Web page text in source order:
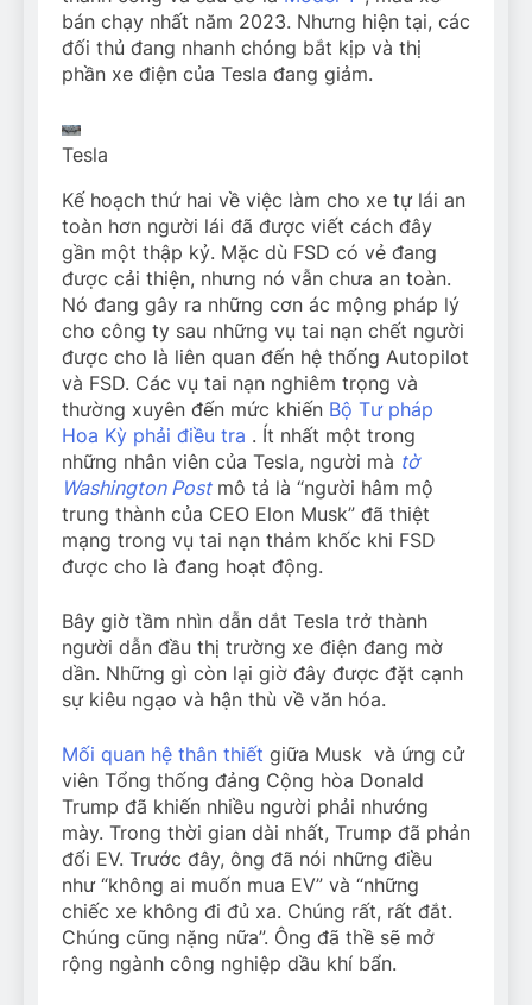
bán chạy nhất năm 2023. Nhưng hiện tại, các
đối thủ đang nhanh chóng bắt kịp và thị
phần xe điện của Tesla đang giảm.
Tesla
Kế hoạch thứ hai về việc làm cho xe tự lái an
toàn hơn người lái đã được viết cách đây
gần một thập kỷ. Mặc dù FSD có vẻ đang
được cải thiện, nhưng nó vẫn chưa an toàn.
Nó đang gây ra những cơn ác mộng pháp lý
cho công ty sau những vụ tai nạn chết người
được cho là liên quan đến hệ thống Autopilot
và FSD. Các vụ tai nạn nghiêm trọng và
thường xuyên đến mức khiến Bộ Tư pháp
Hoa Kỳ phải điều tra . Ít nhất một trong
những nhân viên của Tesla, người mà tờ
Washington Postmô tả là “người hâm mộ
trung thành của CEO Elon Musk” đã thiệt
mạng trong vụ tai nạn thảm khốc khi FSD
được cho là đang hoạt động.
Bây giờ tầm nhìn dẫn dắt Tesla trở thành
người dẫn đầu thị trường xe điện đang mờ
dần. Những gì còn lại giờ đây được đặt cạnh
sự kiêu ngạo và hận thù về văn hóa.
Mối quan hệ thân thiết giữa Musk và ứng cử
viên Tổng thống đảng Cộng hòa Donald
Trump đã khiến nhiều người phải nhướng
mày. Trong thời gian dài nhất, Trump đã phản
đối EV. Trước đây, ông đã nói những điều
như “không ai muốn mua EV” và “những
chiếc xe không đi đủ xa. Chúng rất, rất đắt.
Chúng cũng nặng nữa”. Ông đã thề sẽ mở
rộng ngành công nghiệp dầu khí bẩn.